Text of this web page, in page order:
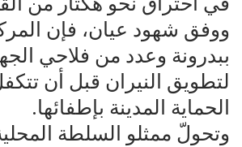
ووفق شهود عيان، فإن
ببدرونة وعدد من فلاحي
لتطويق النيران قبل أن
الحماية المدينة بإطفائها.
وتحولّ ممثلو السلطة